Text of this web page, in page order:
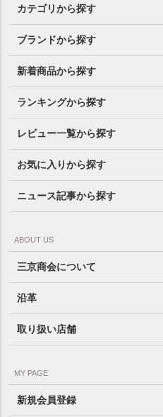
カテゴリから探す
ブランドから探す
新着商品から探す
ランキングから探す
レビュー一覧から探す
お気に入りから探す
ニュース記事から探す
ABOUT US
三京商会について
沿革
取り扱い店舗
MY PAGE
新規会員登録